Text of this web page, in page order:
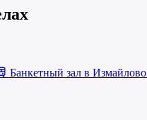
Банкетный зал в Измайлово